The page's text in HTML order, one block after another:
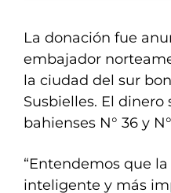
La donación fue
embajador
la ciudad del sur
Susbielles. El
bahienses N° 36 y
“Entendemos que
inteligente y más